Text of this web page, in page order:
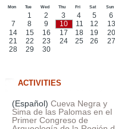
Mon Tue Wed Thu Fri Sat Sun
1 2 3 4 5
6
7
8 9 10 11 12
13
14
15 16 17 18 19
20
21
22 23 24 25 26
27
28
29 30
ACTIVITIES
(Español) Cueva Negra y
Sima de las Palomas en el
Primer Congreso de